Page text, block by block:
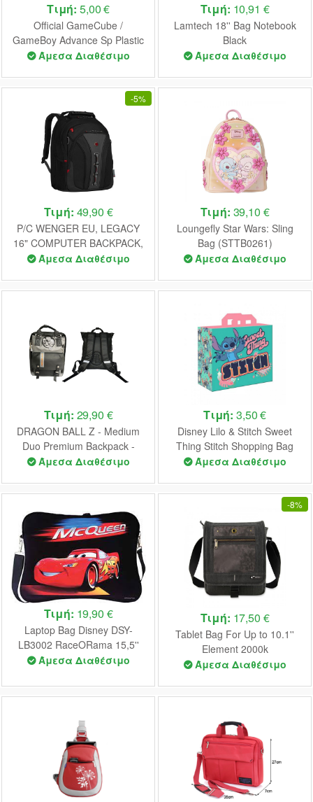
Τιμή: 5,00 €
Official GameCube /
GameBoy Advance Sp Plastic
Bag 2003
Άμεσα Διαθέσιμο
Τιμή: 10,91 €
Lamtech 18'' Bag Notebook
Black
Άμεσα Διαθέσιμο
-5%
Τιμή: 49,90 €
P/C WENGER EU, LEGACY
16" COMPUTER BACKPACK,
BLACK/GRAY
Άμεσα Διαθέσιμο
Τιμή: 39,10 €
Loungefly Star Wars: Sling
Bag (STTB0261)
Άμεσα Διαθέσιμο
Τιμή: 29,90 €
DRAGON BALL Z - Medium
Duo Premium Backpack -
30x21x9cm
Άμεσα Διαθέσιμο
Τιμή: 3,50 €
Disney Lilo & Stitch Sweet
Thing Stitch Shopping Bag
Άμεσα Διαθέσιμο
Τιμή: 19,90 €
Laptop Bag Disney DSY-
LB3002 RaceORama 15,5''
Άμεσα Διαθέσιμο
-8%
Τιμή: 17,50 €
Tablet Bag For Up to 10.1''
Element 2000k
Άμεσα Διαθέσιμο